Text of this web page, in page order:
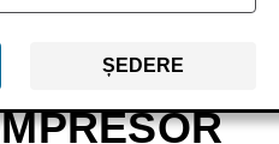
ȘEDERE